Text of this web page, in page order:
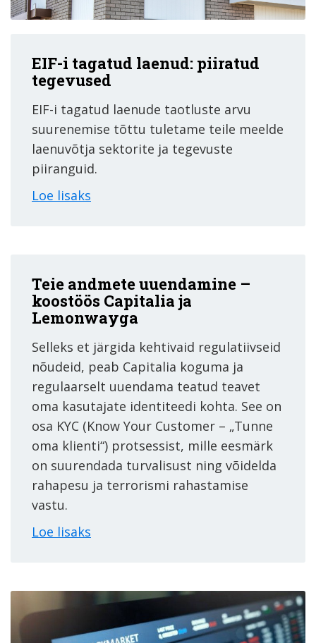
EIF-i tagatud laenud: piiratud
tegevused
EIF-i tagatud laenude taotluste arvu
suurenemise tõttu tuletame teile meelde
laenuvõtja sektorite ja tegevuste
piiranguid.
Loe lisaks
Teie andmete uuendamine –
koostöös Capitalia ja
Lemonwayga
Selleks et järgida kehtivaid regulatiivseid
nõudeid, peab Capitalia koguma ja
regulaarselt uuendama teatud teavet
oma kasutajate identiteedi kohta. See on
osa KYC (Know Your Customer – „Tunne
oma klienti“) protsessist, mille eesmärk
on suurendada turvalisust ning võidelda
rahapesu ja terrorismi rahastamise
vastu.
Loe lisaks